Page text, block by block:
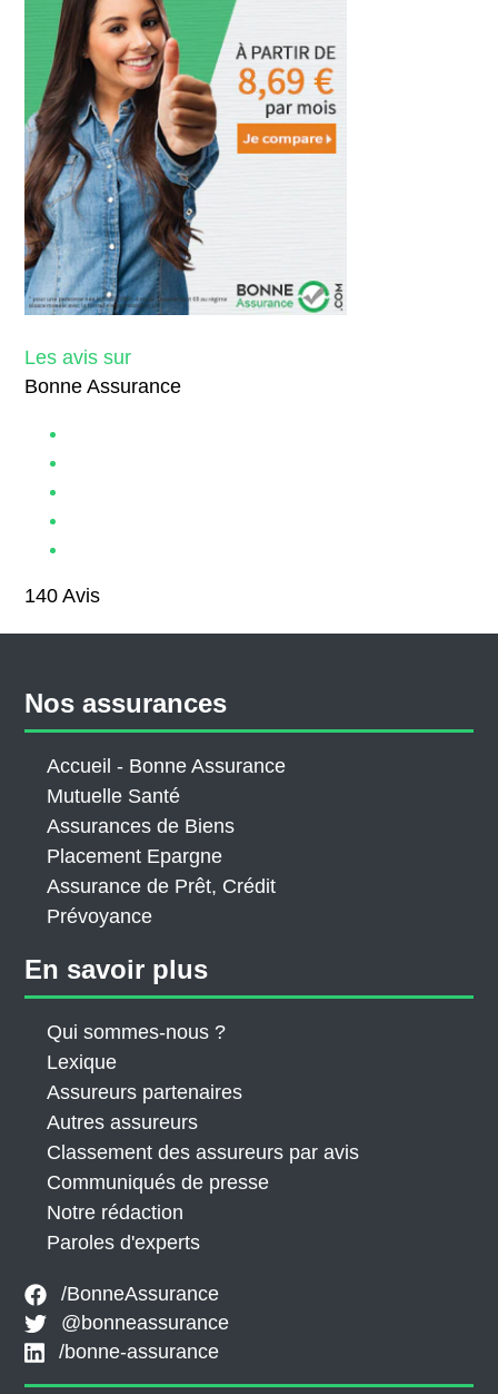
Les avis sur
Bonne Assurance
140 Avis
Nos assurances
Accueil - Bonne Assurance
Mutuelle Santé
Assurances de Biens
Placement Epargne
Assurance de Prêt, Crédit
Prévoyance
En savoir plus
Qui sommes-nous ?
Lexique
Assureurs partenaires
Autres assureurs
Classement des assureurs par avis
Communiqués de presse
Notre rédaction
Paroles d'experts
/BonneAssurance
@bonneassurance
/bonne-assurance